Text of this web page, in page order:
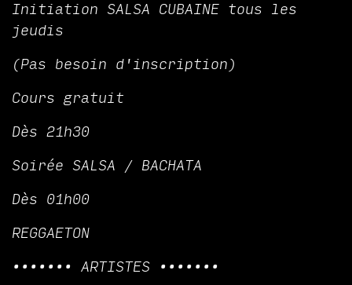
Initiation SALSA CUBAINE tous les
jeudis
(Pas besoin d'inscription)
Cours gratuit
Dès 21h30
Soirée SALSA / BACHATA
Dès 01h00
REGGAETON
••••••• ARTISTES •••••••